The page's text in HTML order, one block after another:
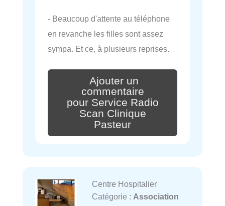
- Beaucoup d'attente au téléphone
en revanche les filles sont assez
sympa. Et ce, à plusieurs reprises.
Ajouter un
commentaire
pour Service Radio
Scan Clinique
Pasteur
Centre Hospitalier
Catégorie : Association